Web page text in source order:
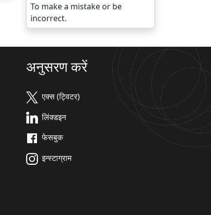
To make a mistake or be
incorrect.
अनुसरण करें
एक्स (ट्विटर)
लिंक्डइन
फेसबुक
इन्स्टाग्राम